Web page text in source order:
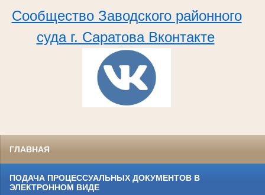
Сообщество Заводского районного
суда г. Саратова Вконтакте
ГЛАВНАЯ
ПОДАЧА ПРОЦЕССУАЛЬНЫХ ДОКУМЕНТОВ В
ЭЛЕКТРОННОМ ВИДЕ